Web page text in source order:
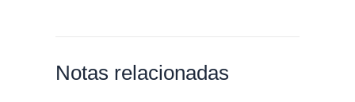
Notas relacionadas